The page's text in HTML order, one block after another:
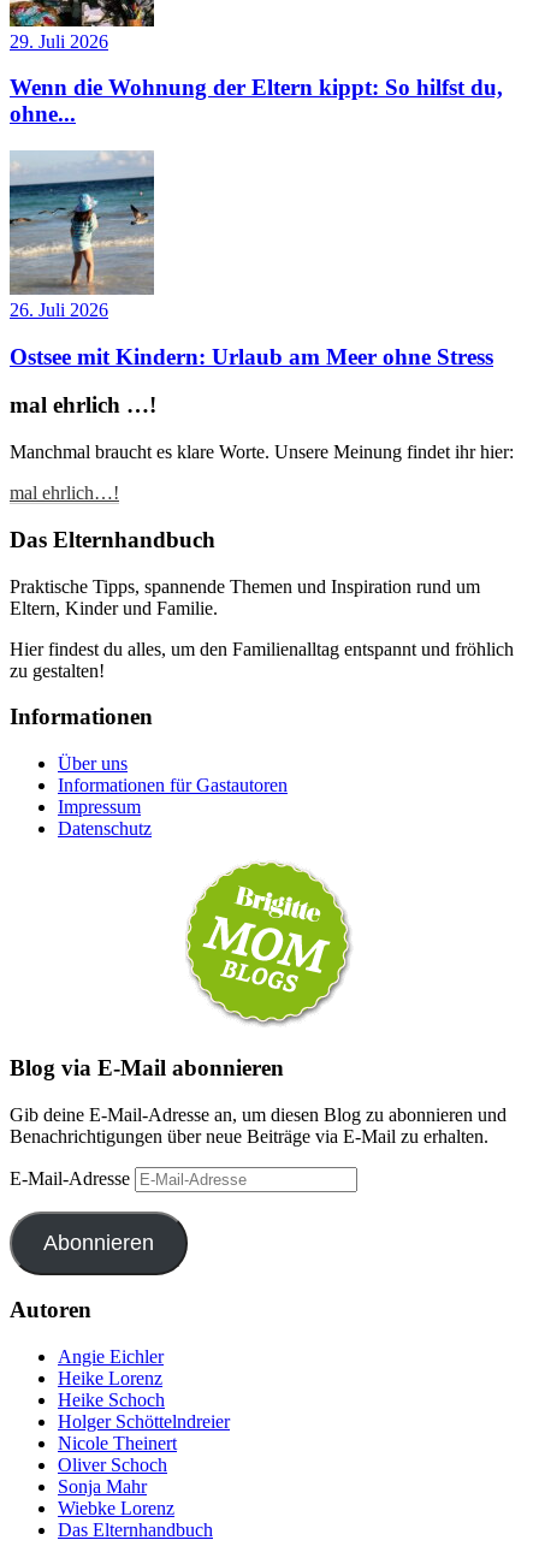
29. Juli 2026
Wenn die Wohnung der Eltern kippt: So hilfst du,
ohne...
26. Juli 2026
Ostsee mit Kindern: Urlaub am Meer ohne Stress
mal ehrlich …!
Manchmal braucht es klare Worte. Unsere Meinung findet ihr hier:
mal ehrlich…!
Das Elternhandbuch
Praktische Tipps, spannende Themen und Inspiration rund um
Eltern, Kinder und Familie.
Hier findest du alles, um den Familienalltag entspannt und fröhlich
zu gestalten!
Informationen
Über uns
Informationen für Gastautoren
Impressum
Datenschutz
Blog via E-Mail abonnieren
Gib deine E-Mail-Adresse an, um diesen Blog zu abonnieren und
Benachrichtigungen über neue Beiträge via E-Mail zu erhalten.
E-Mail-Adresse
Abonnieren
Autoren
Angie Eichler
Heike Lorenz
Heike Schoch
Holger Schöttelndreier
Nicole Theinert
Oliver Schoch
Sonja Mahr
Wiebke Lorenz
Das Elternhandbuch